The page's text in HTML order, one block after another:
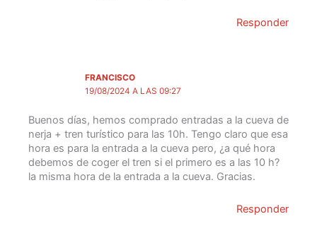
Responder
FRANCISCO
19/08/2024 A LAS 09:27
Buenos días, hemos comprado entradas a la cueva de
nerja + tren turístico para las 10h. Tengo claro que esa
hora es para la entrada a la cueva pero, ¿a qué hora
debemos de coger el tren si el primero es a las 10 h?
la misma hora de la entrada a la cueva. Gracias.
Responder